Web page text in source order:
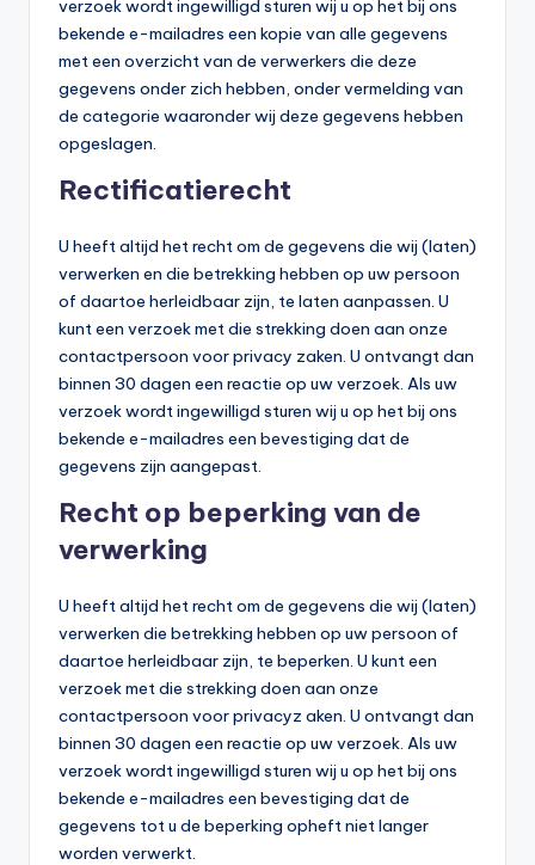
verzoek wordt ingewilligd sturen wij u op het bij ons
bekende e-mailadres een kopie van alle gegevens
met een overzicht van de verwerkers die deze
gegevens onder zich hebben, onder vermelding van
de categorie waaronder wij deze gegevens hebben
opgeslagen.
Rectificatierecht
U heeft altijd het recht om de gegevens die wij (laten)
verwerken en die betrekking hebben op uw persoon
of daartoe herleidbaar zijn, te laten aanpassen. U
kunt een verzoek met die strekking doen aan onze
contactpersoon voor privacy zaken. U ontvangt dan
binnen 30 dagen een reactie op uw verzoek. Als uw
verzoek wordt ingewilligd sturen wij u op het bij ons
bekende e-mailadres een bevestiging dat de
gegevens zijn aangepast.
Recht op beperking van de
verwerking
U heeft altijd het recht om de gegevens die wij (laten)
verwerken die betrekking hebben op uw persoon of
daartoe herleidbaar zijn, te beperken. U kunt een
verzoek met die strekking doen aan onze
contactpersoon voor privacyz aken. U ontvangt dan
binnen 30 dagen een reactie op uw verzoek. Als uw
verzoek wordt ingewilligd sturen wij u op het bij ons
bekende e-mailadres een bevestiging dat de
gegevens tot u de beperking opheft niet langer
worden verwerkt.